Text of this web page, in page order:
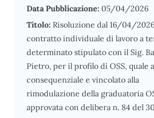
Data Pubblicazione: 05/04/2026
Titolo: Risoluzione dal 16/04/
contratto individuale di lavoro a
determinato stipulato con il Sig.
Pietro, per il profilo di OSS, quale
consequenziale e vincolato alla
rimodulazione della graduatoria
approvata con delibera n. 84 del